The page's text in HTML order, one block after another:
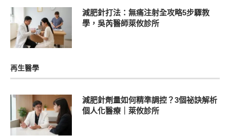
減肥針打法：無痛注射全攻略5步驟教
學，吳芮醫師萊攸診所
再生醫學
減肥針劑量如何精準調控？3個祕訣解析
個人化醫療｜萊攸診所